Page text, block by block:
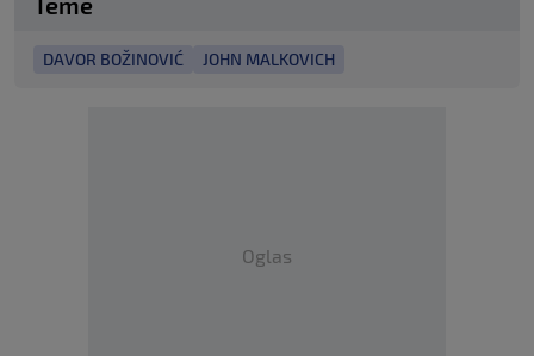
DAVOR BOŽINOVIĆ JOHN MALKOVICH
Oglas